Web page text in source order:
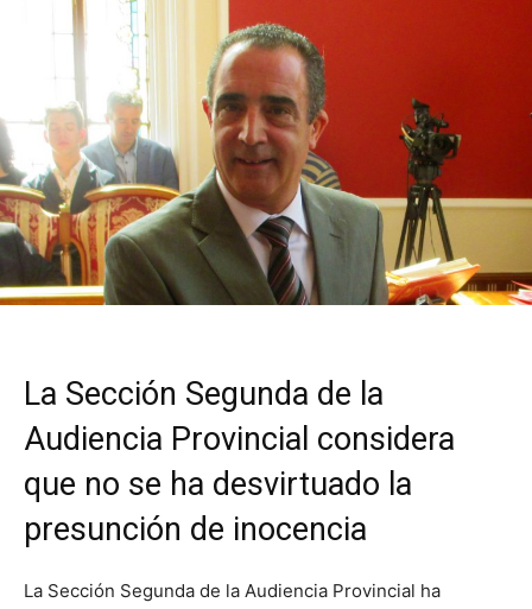
La Sección Segunda de la
Audiencia Provincial considera
que no se ha desvirtuado la
presunción de inocencia
La Sección Segunda de la Audiencia Provincial ha